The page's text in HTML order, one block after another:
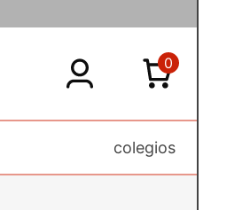
colegios
0